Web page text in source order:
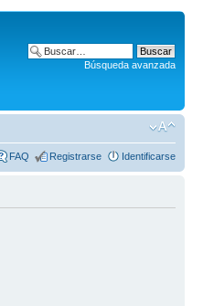
Búsqueda avanzada
FAQ Registrarse Identificarse